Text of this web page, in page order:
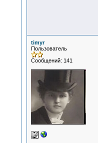
timyr
Пользователь
Сообщений: 141